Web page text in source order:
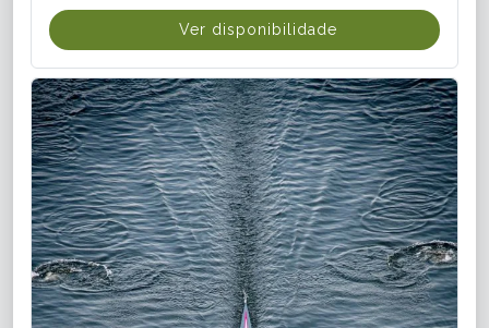
Ver disponibilidade